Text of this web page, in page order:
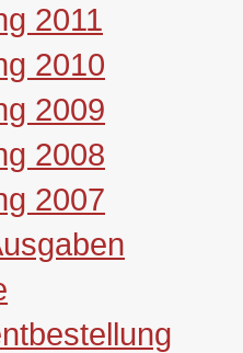
2011
2010
2009
2008
2007